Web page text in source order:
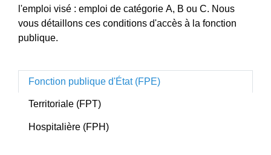
l'emploi visé : emploi de catégorie A, B ou C. Nous
vous détaillons ces conditions d'accès à la fonction
publique.
Fonction publique d'État (FPE)
Territoriale (FPT)
Hospitalière (FPH)